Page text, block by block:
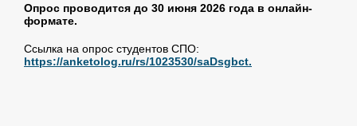
Опрос проводится до 30 июня 2026 года в онлайн-
формате.
Ссылка на опрос студентов СПО:
https://anketolog.ru/rs/1023530/saDsgbct.